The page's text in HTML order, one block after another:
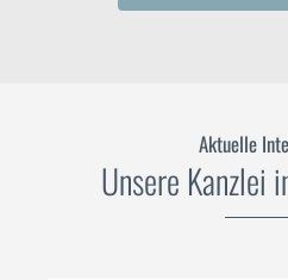
Aktuelle
Unsere Kanzlei